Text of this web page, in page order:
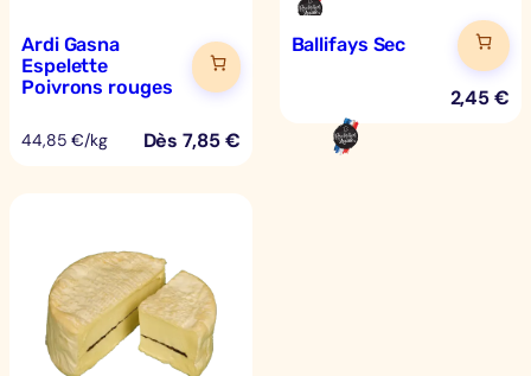
Ardi Gasna
Espelette
Poivrons rouges
44,85 €/kg Dès7,85€
Ballifays Sec
2,45€